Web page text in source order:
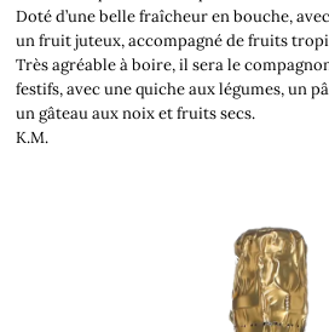
Doté d’une belle fraîcheur en bouche,
un fruit juteux, accompagné de fruits
Très agréable à boire, il sera le
festifs, avec une quiche aux légumes, un
un gâteau aux noix et fruits secs.
K.M.